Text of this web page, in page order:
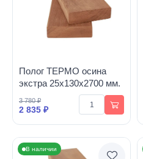
Полог ТЕРМО осина
экстра 25х130х2700 мм.
3 780 ₽
2 835 ₽
В наличии